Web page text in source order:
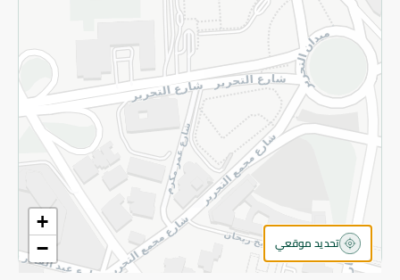
+
−
تحديد موقعي
©2026 - Spinneys | جميع الحقوق محفوظة